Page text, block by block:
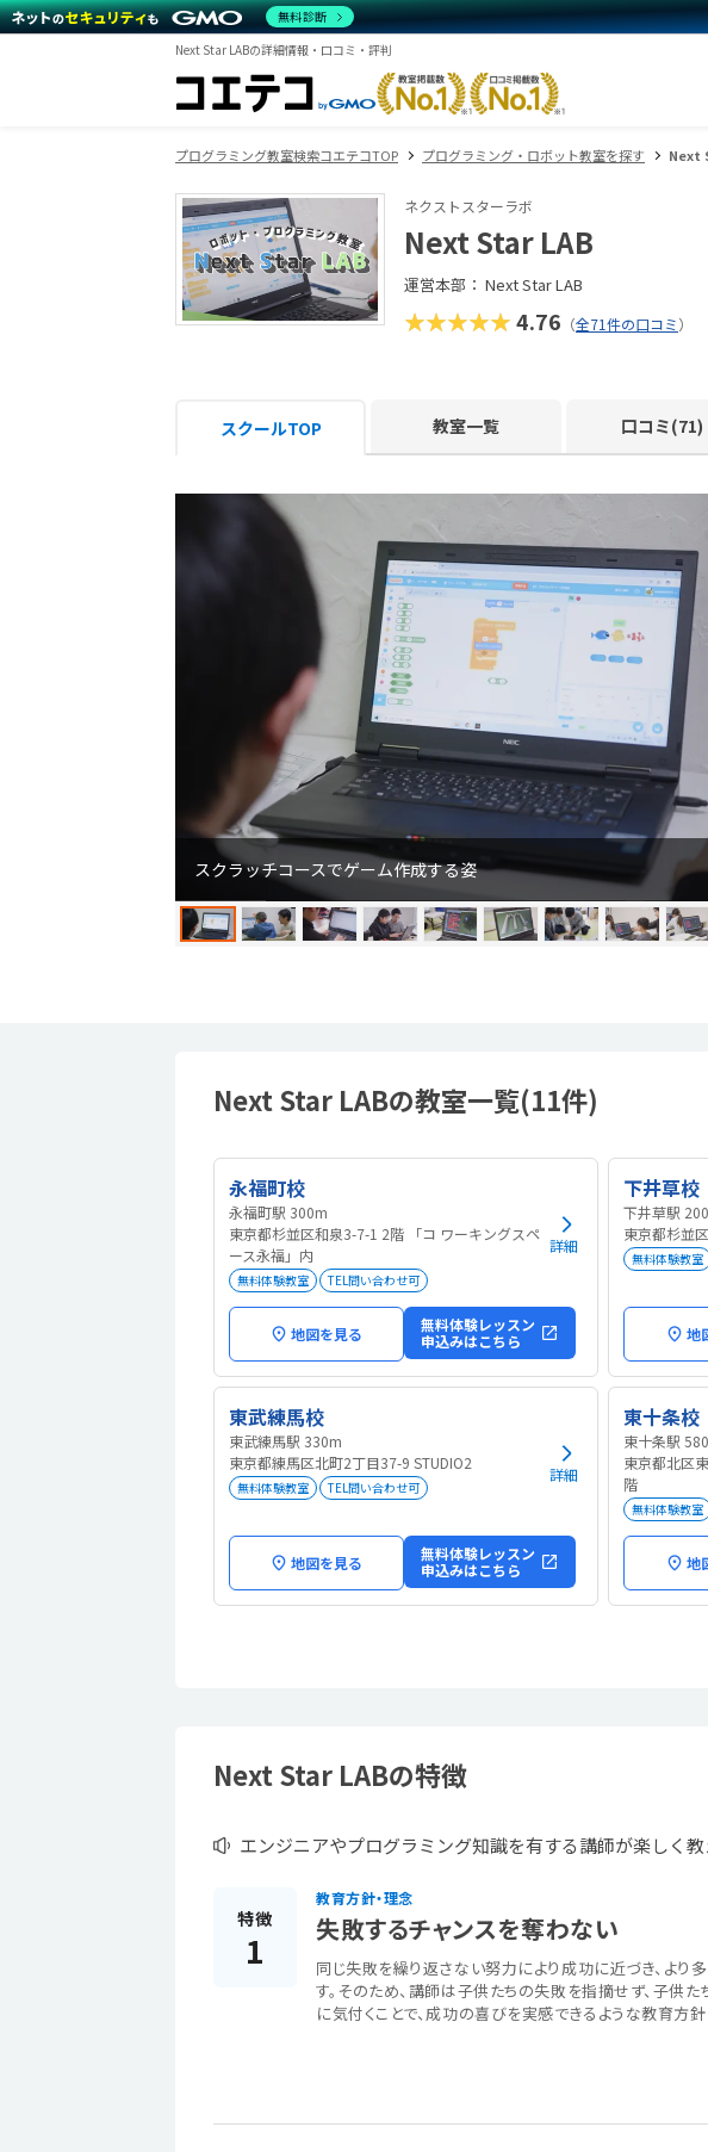
Next Star LABの詳細情報・口コミ・評判
プログラミング教室検索コエテコTOP プログラミング・ロボット教室を探す Next
ネクストスターラボ
Next Star LAB
運営本部： Next Star LAB
★★★★★4.76 （全71件の口コミ）
スクールTOP 教室一覧 口コミ(71)
スクラッチコースでゲーム作成する姿
Next Star LABの教室一覧(11件)
永福町校
永福町駅 300m
東京都杉並区和泉3-7-1 2階 「コ ワーキングスペ
ース永福」内
無料体験教室 TEL問い合わせ可
詳細
地図を見る
無料体験レッスン
申込みはこちら
下井草校
下井草
東京都杉並
無料体験教室
地
東武練馬校
東武練馬駅 330m
東京都練馬区北町2丁目37-9 STUDIO2
無料体験教室 TEL問い合わせ可
詳細
地図を見る
無料体験レッスン
申込みはこちら
東十条校
東十条
東京都北区
階
無料体験教室
地
Next Star LABの特徴
エンジニアやプログラミング知識を有する講師が楽しく
特徴
1
教育方針・理念
失敗するチャンスを奪わない
同じ失敗を繰り返さない努力により成功に近づき、より
す。そのため、講師は子供たちの失敗を指摘せず、子供
に気付くことで、成功の喜びを実感できるような教育方針
無料診断